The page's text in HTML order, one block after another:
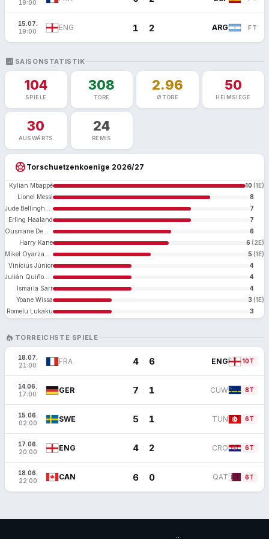
19:00
15.07.
19:00
ENG 1 : 2 ARG FT
ANALYTICS SAISONSTATISTIK
104
SPIELE
308
TORE
2.96
Ø TORE
50
HEIMSIEGE
30
AUSWÄRTS
24
REMIS
sports_soccer Torschuetzenkoenige 2026/27
Kylian Mbappé 10 (1E)
Lionel Messi
8
7
Erling Haaland
7
6
Harry Kane
6 (2E)
5 (1E)
Vinícius Júnior
4
4
Ismaïla Sarr
4
Yoane Wissa
3 (1E)
Romelu Lukaku
3
LOCAL_FIRE_DEPARTMENT TORREICHSTE SPIELE
18.07.
21:00
FRA 4 : 6 ENGFT 10T
14.06.
17:00
GER 7 : 1 CUW FT 8T
15.06.
02:00
SWE 5 : 1 TUN FT 6T
17.06.
20:00
ENG 4 : 2 CRO FT 6T
18.06.
22:00
CAN 6 : 0 QAT FT 6T